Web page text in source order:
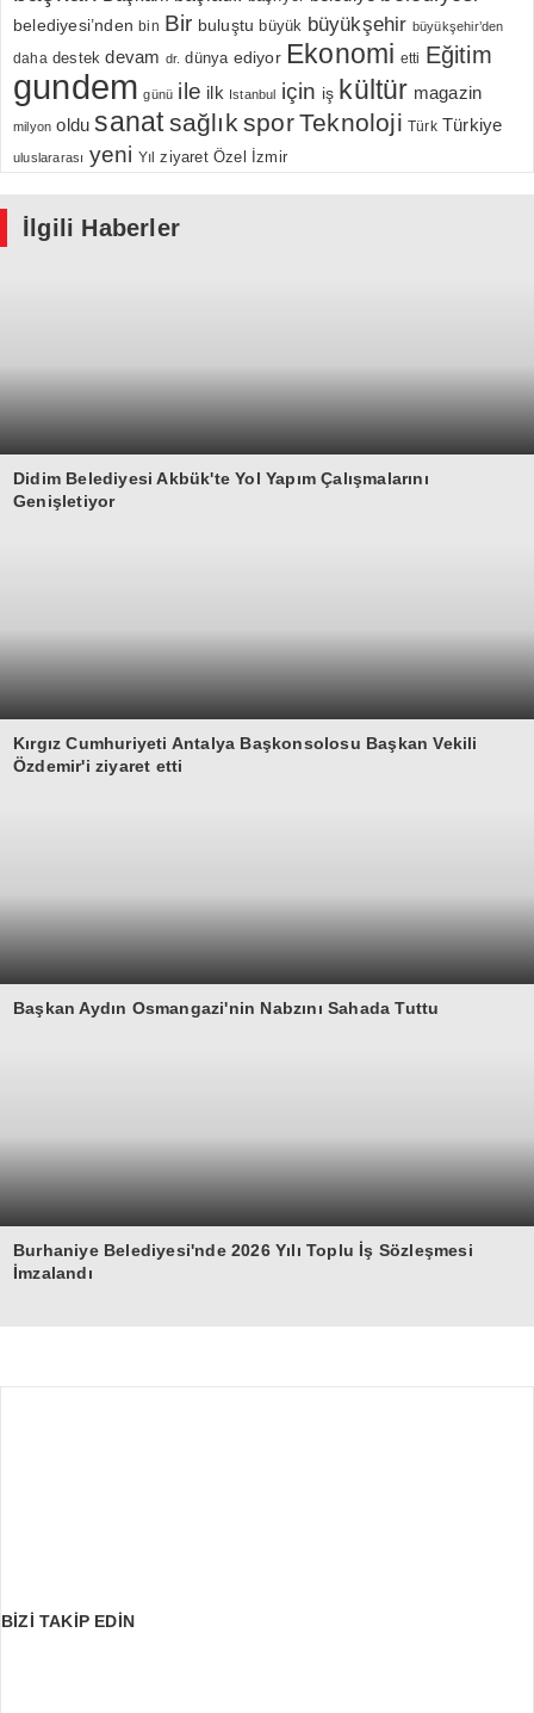
belediyesi’nden bin Bir buluştu büyük büyükşehir büyükşehir’den
daha destek devam dr. dünya ediyor Ekonomi etti Eğitim
gundem günü ile ilk Istanbul için iş kültür magazin
milyon oldu sanatsağlık sporTeknoloji Türk Türkiye
uluslararası yeni Yıl ziyaret Özel İzmir
İlgili Haberler
Didim Belediyesi Akbük'te Yol Yapım Çalışmalarını
Genişletiyor
Kırgız Cumhuriyeti Antalya Başkonsolosu Başkan Vekili
Özdemir'i ziyaret etti
Başkan Aydın Osmangazi'nin Nabzını Sahada Tuttu
Burhaniye Belediyesi'nde 2026 Yılı Toplu İş Sözleşmesi
İmzalandı
BİZİ TAKİP EDİN